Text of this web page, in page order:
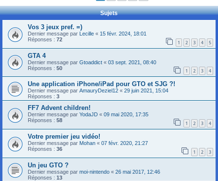
c
Sujets
Vos 3 jeux pref. =)
Dernier message par Lecille « 15 févr. 2024, 18:01
Réponses : 72 1 2 3 4 5
GTA 4
Dernier message par Gtoaddict « 03 sept. 2021, 08:40
Réponses : 50 1 2 3 4
Une application iPhone/iPad pour GTO et SJG ?!
Dernier message par AmauryDeziel12 « 29 juin 2021, 15:04
Réponses : 3
FF7 Advent children!
Dernier message par YodaJD « 09 mai 2020, 17:35
Réponses : 58 1 2 3 4
Votre premier jeu vidéo!
Dernier message par Mohan « 07 févr. 2020, 21:27
Réponses : 36 1 2 3
Un jeu GTO ?
Dernier message par moi-nintendo « 26 mai 2017, 12:46
Réponses : 13